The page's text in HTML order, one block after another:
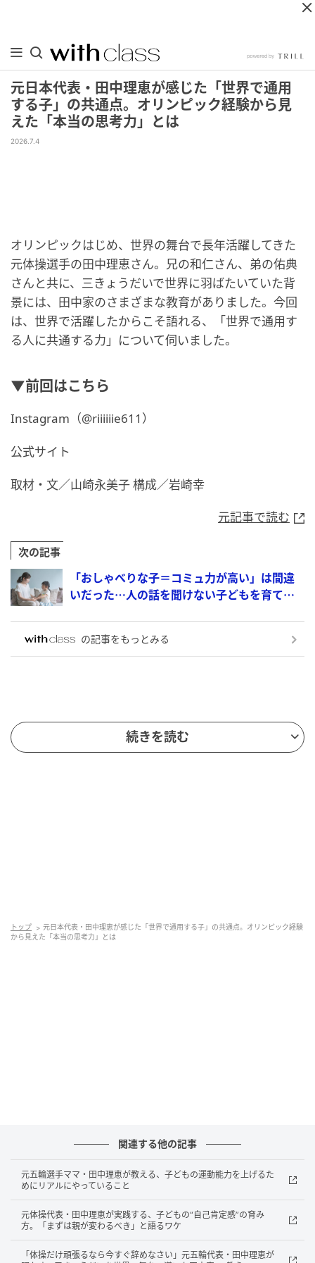
元日本代表・田中理恵が感じた「世界で通用
する子」の共通点。オリンピック経験から見
えた「本当の思考力」とは
2026.7.4
オリンピックはじめ、世界の舞台で長年活躍してきた
元体操選手の田中理恵さん。兄の和仁さん、弟の佑典
さんと共に、三きょうだいで世界に羽ばたいていた背
景には、田中家のさまざまな教育がありました。今回
は、世界で活躍したからこそ語れる、「世界で通用す
る人に共通する力」について伺いました。
▼前回はこちら
Instagram（@riiiiiie611）
公式サイト
取材・文／山崎永美子 構成／岩崎幸
元記事で読む
次の記事
「おしゃべりな子＝コミュ力が高い」は間違
いだった…人の話を聞けない子どもを育て
の記事をもっとみる
続きを読む
トップ
元日本代表・田中理恵が感じた「世界で通用する子」の共通点。オリンピック経験
から見えた「本当の思考力」とは
関連する他の記事
元五輪選手ママ・田中理恵が教える、子どもの運動能力を上げるた
めにリアルにやっていること
元体操代表・田中理恵が実践する、子どもの“自己肯定感”の育み
方。「まずは親が変わるべき」と語るワケ
「体操だけ頑張るなら今すぐ辞めなさい」元五輪代表・田中理恵が